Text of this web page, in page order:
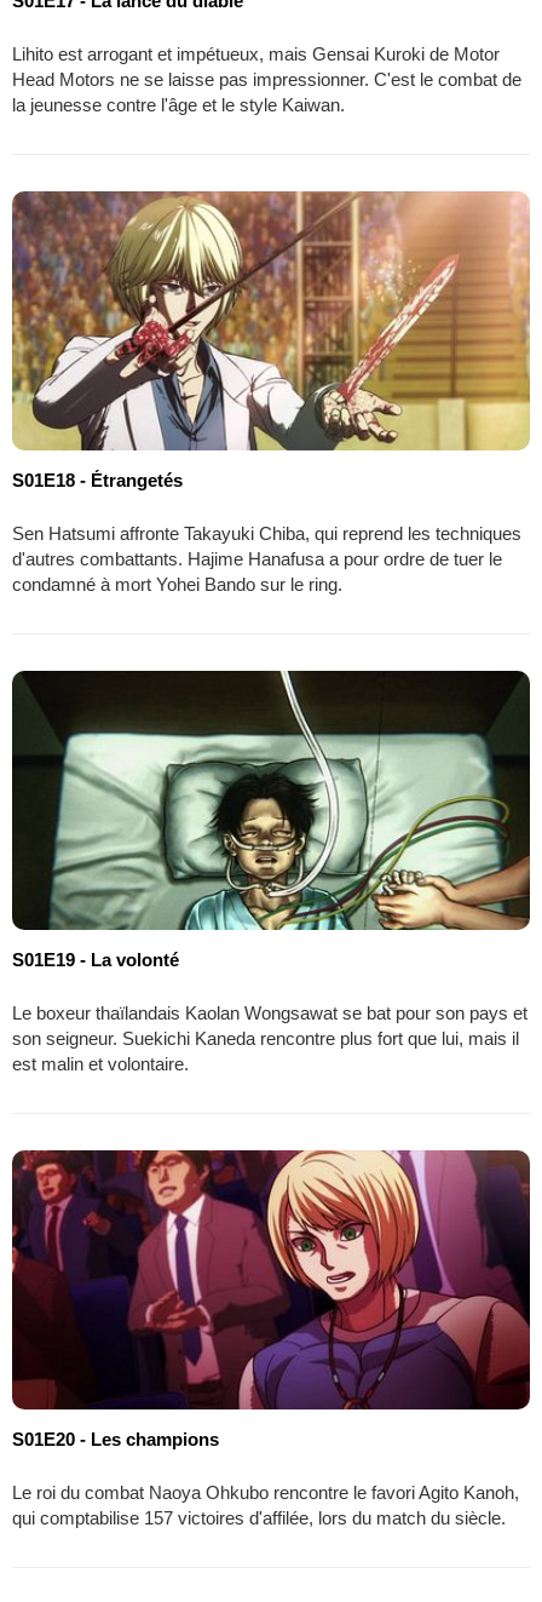
Lihito est arrogant et impétueux, mais Gensai Kuroki de Motor
Head Motors ne se laisse pas impressionner. C'est le combat de
la jeunesse contre l'âge et le style Kaiwan.
S01E18 - Étrangetés
Sen Hatsumi affronte Takayuki Chiba, qui reprend les techniques
d'autres combattants. Hajime Hanafusa a pour ordre de tuer le
condamné à mort Yohei Bando sur le ring.
S01E19 - La volonté
Le boxeur thaïlandais Kaolan Wongsawat se bat pour son pays et
son seigneur. Suekichi Kaneda rencontre plus fort que lui, mais il
est malin et volontaire.
S01E20 - Les champions
Le roi du combat Naoya Ohkubo rencontre le favori Agito Kanoh,
qui comptabilise 157 victoires d'affilée, lors du match du siècle.